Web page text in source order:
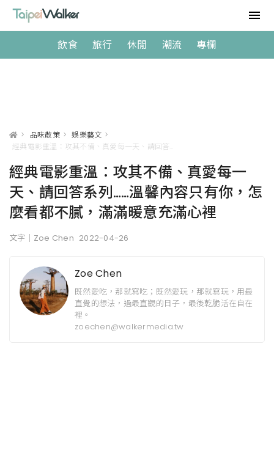
飲食 旅行 休閒 潮流 專欄
> 品味散策 > 娛樂藝文 >
經典電影重溫：攻其不備、真愛每一
天、請回答系列……溫馨內容只有你，怎
麼看都不膩，滿滿暖意充滿心裡
文字｜Zoe Chen 2022-04-26
Zoe Chen
既然愛吃，那就寫吃；既然愛玩，那就寫玩，用最
直覺的想法，過最直觀的日子，最後乾脆活在自在
裡。
zoechen@walkermedia.tw